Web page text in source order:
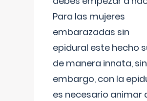
Para las mujeres
embarazadas sin
epidural este hecho
de manera innata, sin
embargo, con la
es necesario animar